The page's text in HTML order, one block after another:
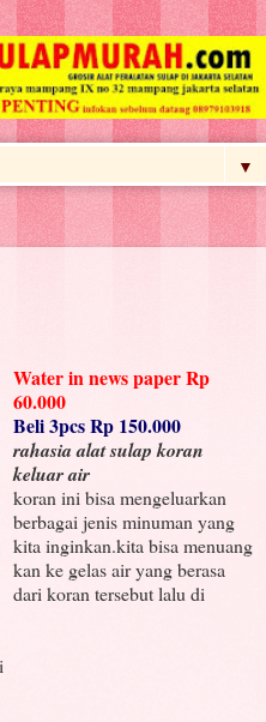
▼
Water in news paper Rp
60.000
Beli 3pcs Rp 150.000
rahasia alat sulap koran
keluar air
koran ini bisa mengeluarkan
berbagai jenis minuman yang
kita inginkan.kita bisa menuang
kan ke gelas air yang berasa
dari koran tersebut lalu di